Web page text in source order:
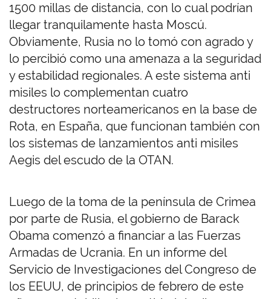
1500 millas de distancia, con lo cual podrían
llegar tranquilamente hasta Moscú.
Obviamente, Rusia no lo tomó con agrado y
lo percibió como una amenaza a la seguridad
y estabilidad regionales. A este sistema anti
misiles lo complementan cuatro
destructores norteamericanos en la base de
Rota, en España, que funcionan también con
los sistemas de lanzamientos anti misiles
Aegis del escudo de la OTAN.
Luego de la toma de la península de Crimea
por parte de Rusia, el gobierno de Barack
Obama comenzó a financiar a las Fuerzas
Armadas de Ucrania. En un informe del
Servicio de Investigaciones del Congreso de
los EEUU, de principios de febrero de este